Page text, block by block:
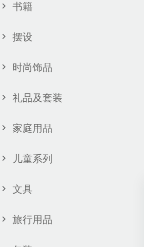
书籍
摆设
时尚饰品
礼品及套装
家庭用品
儿童系列
文具
旅行用品